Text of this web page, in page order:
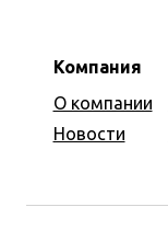
Компания
О компании
Новости